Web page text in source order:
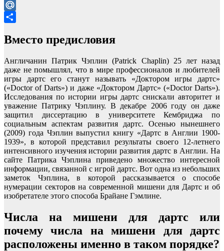
Telegram
Mail.Ru
Вместо предисловия
Англичанин Патрик Чэплин (Patrick Chaplin) 25 лет назад
даже не помышлял, что в мире профессионалов и любителей
игры дартс его станут называть «Доктором игры дартс»
(«Doctor of Darts») и даже «Доктором Дартс» («Doctor Darts»).
Исследования по истории игры дартс снискали авторитет и
уважение Патрику Чэплину. В декабре 2006 году он даже
защитил диссертацию в университете Кембриджа по
социальным аспектам развития дартс. Осенью нынешнего
(2009) года Чэплин выпустил книгу «Дартс в Англии 1900-
1939», в которой представил результаты своего 12-летнего
интенсивного изучения истории развития дартс в Англии. На
сайте Патрика Чэплина приведено множество интересной
информации, связанной с игрой дартс. Вот одна из небольших
заметок Чэплина, в которой рассказывается о способе
нумерации секторов на современной мишени для Дартс и об
изобретателе этого способа Брайане Гэмлине.
Числа на мишени для дартс или
почему числа на мишени для дартс
расположены именно в таком порядке?